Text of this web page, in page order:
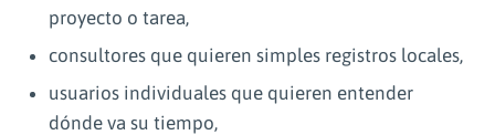
proyecto o tarea,
consultores que quieren simples registros locales,
usuarios individuales que quieren entender
dónde va su tiempo,